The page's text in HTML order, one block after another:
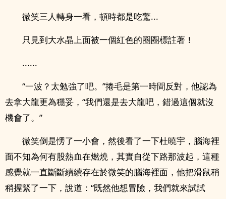
微笑三人轉身一看，頓時都是吃驚...
只見到大水晶上面被一個紅色的圈圈標註著！
......
“一波？太勉強了吧。”捲毛是第一時間反對，他認為
去拿大龍更為穩妥，“我們還是去大龍吧，錯過這個就沒
機會了。”
微笑倒是愣了一小會，然後看了一下杜曉宇，腦海裡
面不知為何有股熱血在燃燒，其實自從下路那波起，這種
感覺就一直斷斷續續存在於微笑的腦海裡面，他把滑鼠稍
稍握緊了一下，說道：“既然他想冒險，我們就來試試